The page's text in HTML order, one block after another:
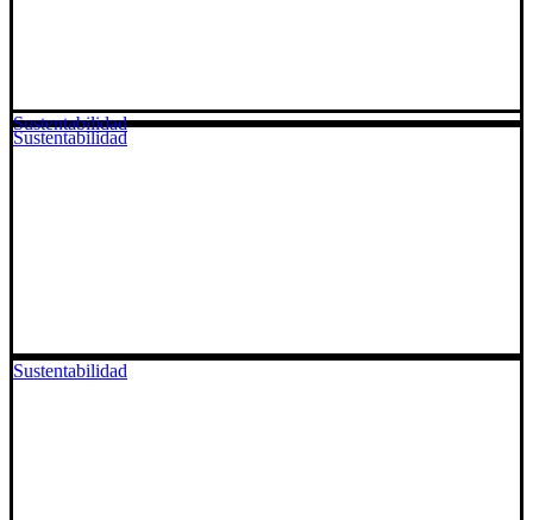
Sustentabilidad
Sustentabilidad
Sustentabilidad